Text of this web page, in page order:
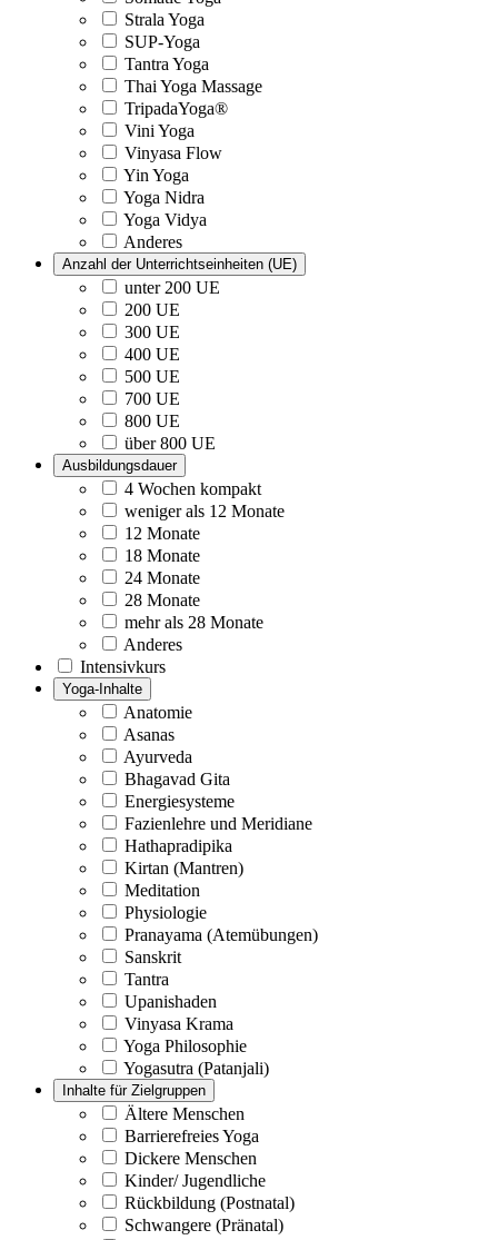
Strala Yoga
SUP-Yoga
Tantra Yoga
Thai Yoga Massage
TripadaYoga®
Vini Yoga
Vinyasa Flow
Yin Yoga
Yoga Nidra
Yoga Vidya
Anderes
Anzahl der Unterrichtseinheiten (UE)
unter 200 UE
200 UE
300 UE
400 UE
500 UE
700 UE
800 UE
über 800 UE
Ausbildungsdauer
4 Wochen kompakt
weniger als 12 Monate
12 Monate
18 Monate
24 Monate
28 Monate
mehr als 28 Monate
Anderes
Intensivkurs
Yoga-Inhalte
Anatomie
Asanas
Ayurveda
Bhagavad Gita
Energiesysteme
Fazienlehre und Meridiane
Hathapradipika
Kirtan (Mantren)
Meditation
Physiologie
Pranayama (Atemübungen)
Sanskrit
Tantra
Upanishaden
Vinyasa Krama
Yoga Philosophie
Yogasutra (Patanjali)
Inhalte für Zielgruppen
Ältere Menschen
Barrierefreies Yoga
Dickere Menschen
Kinder/ Jugendliche
Rückbildung (Postnatal)
Schwangere (Pränatal)